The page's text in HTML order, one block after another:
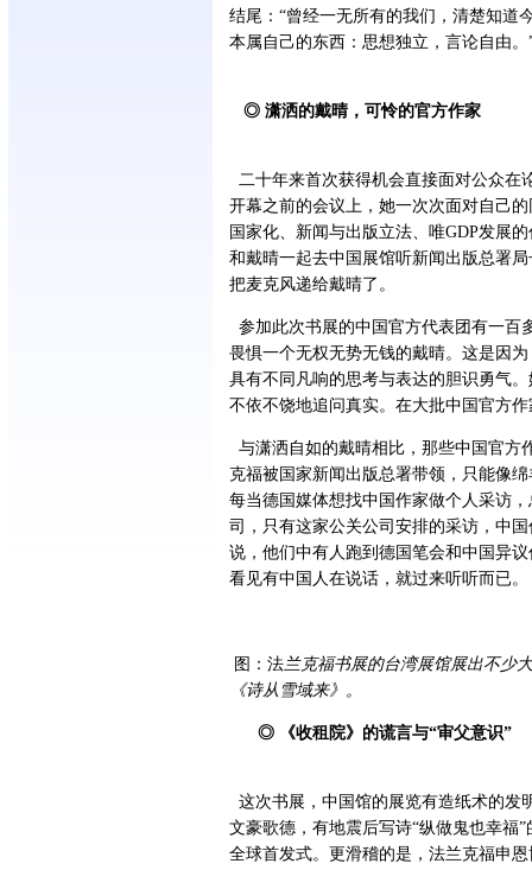
结尾：“曾经一无所有的我们，清楚知道
本属自己的东西：思想独立，言论自由。
◎ 潇洒的戴晴，可怜的官方作家
二十年来首次获得机会直接面对公众在
开幕之前的会议上，她一次次面对自己
国家化、新闻与出版立法、唯GDP发展
和戴晴一起去中国展馆听新闻出版总署
把麦克风递给戴晴了。
参加此次书展的中国官方代表团有一百
畏惧一个无权无势无钱的戴晴。这是因
具有不同凡响的思考与表达的胆识勇气
不依不饶地追问真实。在大批中国官方
与潇洒自如的戴晴相比，那些中国官方
克福被国家新闻出版总署带领，只能像
每当德国媒体想找中国作家做个人采访
司，只有这家公关公司安排的采访，中
说，他们中有人跑到德国笔会和中国异
看见有中国人在说话，就过来听听而已。
图：法兰克福书展的台湾展馆展出不少
《诗从雪域来》。
◎ 《收租院》的谎言与“审父意识”
这次书展，中国馆的展览有造纸术的发
文豪歌德，有地震后写诗“纵做鬼也幸福
全球首发式。更滑稽的是，法兰克福申